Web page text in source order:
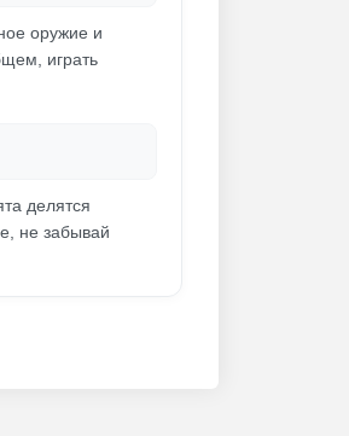
оружие и
играть
делятся
не забывай